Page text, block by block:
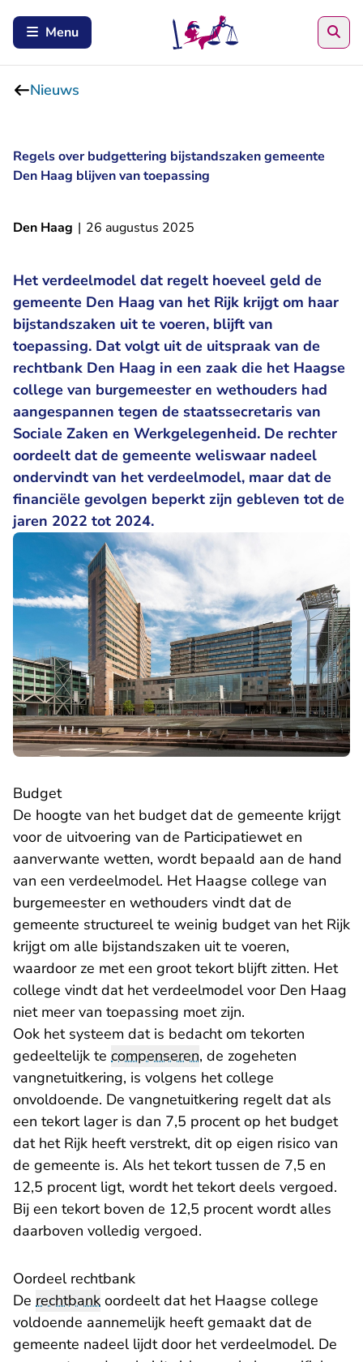
Menu
Nieuws
Regels over budgettering bijstandszaken gemeente
Den Haag blijven van toepassing
Den Haag | 26 augustus 2025
Het verdeelmodel dat regelt hoeveel geld de
gemeente Den Haag van het Rijk krijgt om haar
bijstandszaken uit te voeren, blijft van
toepassing. Dat volgt uit de uitspraak van de
rechtbank Den Haag in een zaak die het Haagse
college van burgemeester en wethouders had
aangespannen tegen de staatssecretaris van
Sociale Zaken en Werkgelegenheid. De rechter
oordeelt dat de gemeente weliswaar nadeel
ondervindt van het verdeelmodel, maar dat de
financiële gevolgen beperkt zijn gebleven tot de
jaren 2022 tot 2024.
Budget
De hoogte van het budget dat de gemeente krijgt
voor de uitvoering van de Participatiewet en
aanverwante wetten, wordt bepaald aan de hand
van een verdeelmodel. Het Haagse college van
burgemeester en wethouders vindt dat de
gemeente structureel te weinig budget van het Rijk
krijgt om alle bijstandszaken uit te voeren,
waardoor ze met een groot tekort blijft zitten. Het
college vindt dat het verdeelmodel voor Den Haag
niet meer van toepassing moet zijn.
Ook het systeem dat is bedacht om tekorten
gedeeltelijk te compenseren, de zogeheten
vangnetuitkering, is volgens het college
onvoldoende. De vangnetuitkering regelt dat als
een tekort lager is dan 7,5 procent op het budget
dat het Rijk heeft verstrekt, dit op eigen risico van
de gemeente is. Als het tekort tussen de 7,5 en
12,5 procent ligt, wordt het tekort deels vergoed.
Bij een tekort boven de 12,5 procent wordt alles
daarboven volledig vergoed.
Oordeel rechtbank
De rechtbank oordeelt dat het Haagse college
voldoende aannemelijk heeft gemaakt dat de
gemeente nadeel lijdt door het verdeelmodel. De